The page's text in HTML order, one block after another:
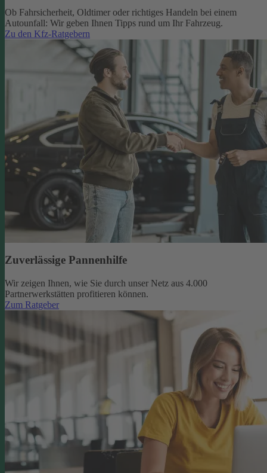
Ob Fahrsicherheit, Oldtimer oder richtiges Handeln bei einem
Autounfall: Wir geben Ihnen Tipps rund um Ihr Fahrzeug.
Zu den Kfz-Ratgebern
Zuverlässige Pannenhilfe
Wir zeigen Ihnen, wie Sie durch unser Netz aus 4.000
Partnerwerkstätten profitieren können.
Zum Ratgeber